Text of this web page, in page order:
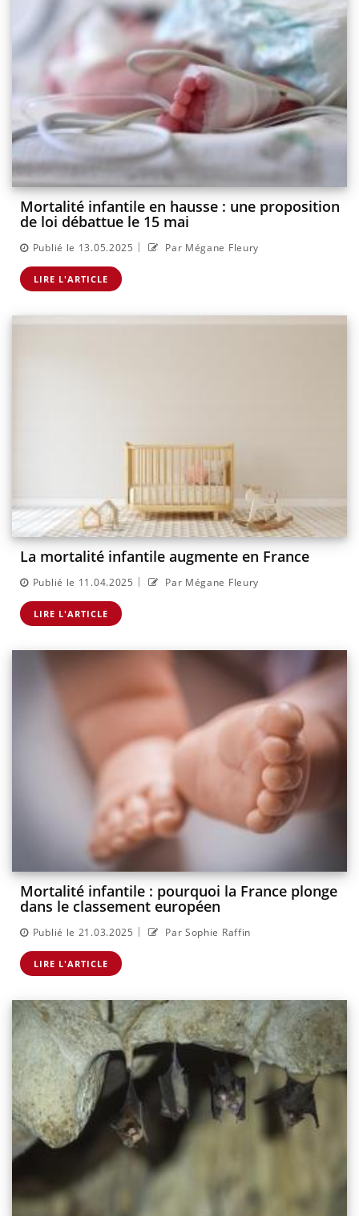
Mortalité infantile en hausse : une proposition
de loi débattue le 15 mai
Publié le 13.05.2025 | Par Mégane Fleury
LIRE L'ARTICLE
La mortalité infantile augmente en France
Publié le 11.04.2025 | Par Mégane Fleury
LIRE L'ARTICLE
Mortalité infantile : pourquoi la France plonge
dans le classement européen
Publié le 21.03.2025 | Par Sophie Raffin
LIRE L'ARTICLE